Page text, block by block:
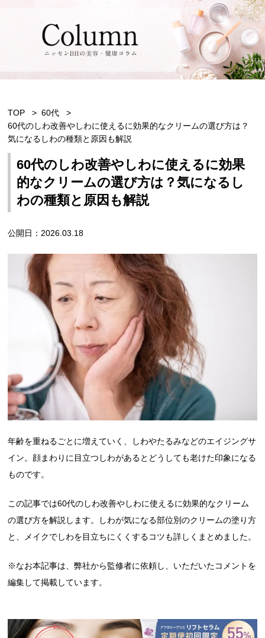
TOP
60代
60代のしわ改善やしわに使えるに効果的なクリームの選び方は？
気になるしわの種類と原因も解説
60代のしわ改善やしわに使えるに効果
的なクリームの選び方は？気になるし
わの種類と原因も解説
公開日：2026.03.18
年齢を重ねるごとに増えていく、しわやたるみなどのエイジングサ
イン。顔まわりに目立つしわがあるとどうしても老けた印象になる
ものです。
この記事では60代のしわ改善やしわに使えるに効果的なクリーム
の選び方を解説します。しわが気になる部位別のクリームの塗り方
と、メイクでしわを目立ちにくくするコツも詳しくまとめました。
※なお本記事は、弊社から監修者に依頼し、いただいたコメントを
編集して掲載しています。